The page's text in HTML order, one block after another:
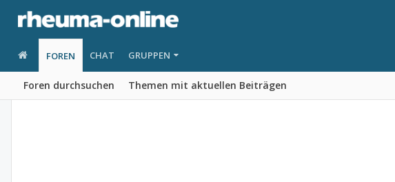
FOREN
Foren durchsuchen Themen mit aktuellen Beiträgen
CHAT GRUPPEN